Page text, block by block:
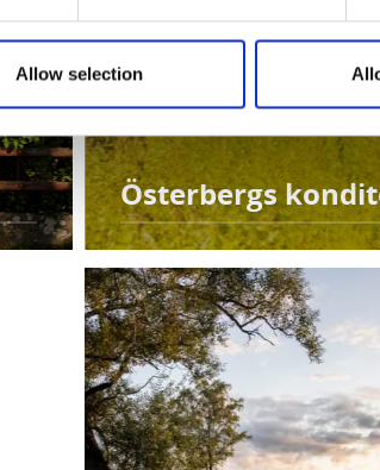
Allow selection
Österbergs